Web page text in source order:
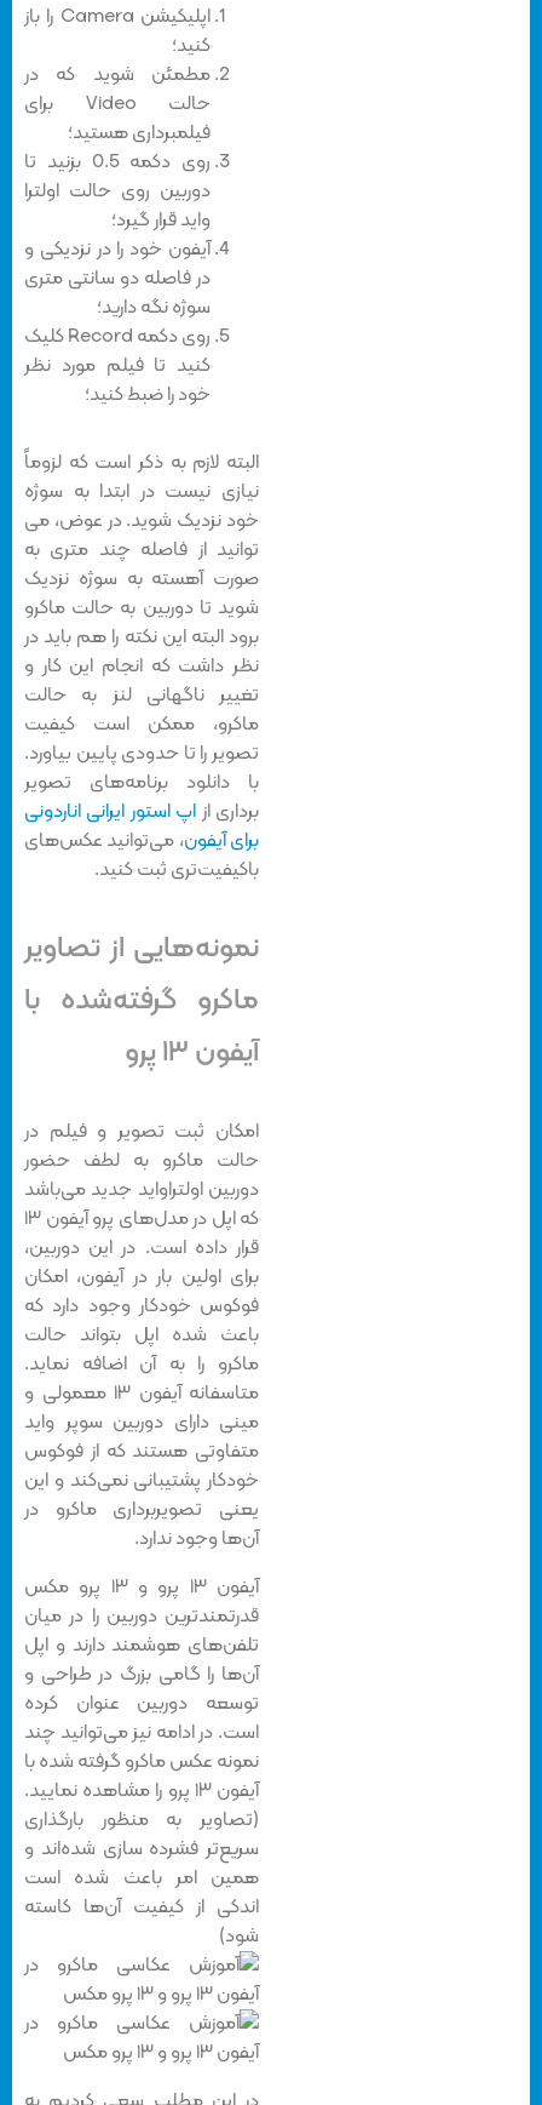
اپلیکیشن Camera را باز
کنید؛
مطمئن شوید که در
حالت Video برای
فیلمبرداری هستید؛
روی دکمه 0.5 بزنید تا
دوربین روی حالت اولترا
واید قرار گیرد؛
آیفون خود را در نزدیکی و
در فاصله دو سانتی متری
سوژه نگه دارید؛
روی دکمه Record کلیک
کنید تا فیلم مورد نظر
خود را ضبط کنید؛
البته لازم به ذکر است که لزوماً
نیازی نیست در ابتدا به سوژه
خود نزدیک شوید. در عوض، می
توانید از فاصله چند متری به
صورت آهسته به سوژه نزدیک
شوید تا دوربین به حالت ماکرو
برود البته این نکته را هم باید در
نظر داشت که انجام این کار و
تغییر ناگهانی لنز به حالت
ماکرو، ممکن است کیفیت
تصویر را تا حدودی پایین بیاورد.
با دانلود برنامه‌های تصویر
برداری ازاپ استور ایرانی اناردونی
برای آیفون، می‌توانید عکس‌های
باکیفیت‌تری ثبت کنید.
نمونه‌هایی از تصاویر
ماکرو گرفته‌شده با
آیفون ۱۳ پرو
امکان ثبت تصویر و فیلم در
حالت ماکرو به لطف حضور
دوربین اولتراواید جدید می‌باشد
که اپل در مدل‌های پرو آیفون ۱۳
قرار داده است. در این دوربین،
برای اولین بار در آیفون، امکان
فوکوس خودکار وجود دارد که
باعث شده اپل بتواند حالت
ماکرو را به آن اضافه نماید.
متاسفانه آیفون ۱۳ معمولی و
مینی دارای دوربین سوپر واید
متفاوتی هستند که از فوکوس
خودکار پشتیبانی نمی‌کند و این
یعنی تصویربرداری ماکرو در
آن‌ها وجود ندارد.
آیفون ۱۳ پرو و ۱۳ پرو مکس
قدرتمندترین دوربین را در میان
تلفن‌های هوشمند دارند و اپل
آن‌ها را گامی بزرگ در طراحی و
توسعه دوربین عنوان کرده
است. در ادامه نیز می‌توانید چند
نمونه عکس ماکرو گرفته شده با
آیفون ۱۳ پرو را مشاهده نمایید.
(تصاویر به منظور بارگذاری
سریع‌تر فشرده سازی شده‌اند و
همین امر باعث شده است
اندکی از کیفیت آن‌ها کاسته
شود)